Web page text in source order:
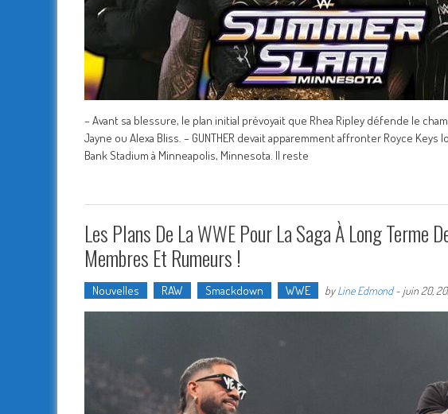
– Avant sa blessure, le plan initial prévoyait que Rhea Ripley défende le
Jayne ou Alexa Bliss. – GUNTHER devait apparemment affronter Royce Keys
Bank Stadium à Minneapolis, Minnesota. Il reste
Les Plans De La WWE Pour La Saga À Long Terme
Membres Et Rumeurs !
Nouvelles RAW Smackdown WWE byLine Edmond- juin 20,